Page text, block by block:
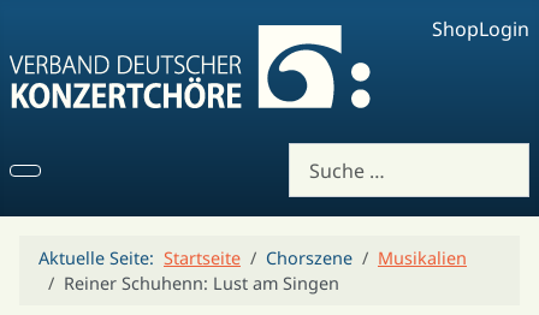
ShopLogin
Aktuelle Seite: Startseite Chorszene
Musikalien
Reiner Schuhenn: Lust am Singen